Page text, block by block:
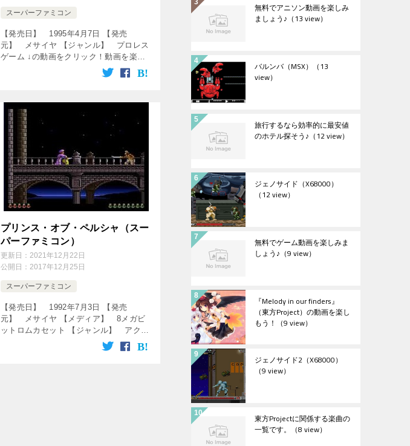
スーパーファミコン
【発売日】 1995年4月7日 【発売
元】 メサイヤ 【ジャンル】 プロレス
ゲーム ↓の動画をクリック！動画を楽し
めます♪ [csshop service=”rakuten”
プリンス・オブ・ペルシャ（スー
パーファミコン）
更新日： 2021年12月22日
公開日： 2017年12月25日
スーパーファミコン
【発売日】 1992年7月3日 【発売
元】 メサイヤ 【メディア】 8メガビ
ットロムカセット 【ジャンル】 アクシ
ョンゲーム ↓の動画をクリック！動画を
楽しめます♪ [csshop service=”raku […]
無料でアニソン動画を楽しみ
ましょう♪ （13 view）
バルンバ（MSX） （13
view）
旅行するなら効率的に最安値
のホテル探そう♪ （12 view）
ジェノサイド（X68000）
（12 view）
無料でゲーム動画を楽しみま
しょう♪ （9 view）
『Melody in our finders』
（東方Project）の動画を楽し
もう！ （9 view）
ジェノサイド2（X68000）
（9 view）
東方Projectに関係する楽曲の
一覧です。 （8 view）